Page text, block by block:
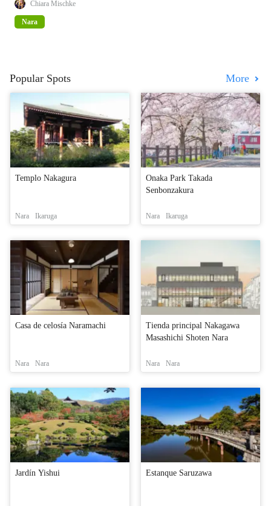
Chiara Mischke
Nara
Popular Spots More
Templo Nakagura
Nara Ikaruga
Onaka Park Takada
Senbonzakura
Nara Ikaruga
Casa de celosía Naramachi
Nara Nara
Tienda principal Nakagawa
Masashichi Shoten Nara
Nara Nara
Jardín Yishui Estanque Saruzawa